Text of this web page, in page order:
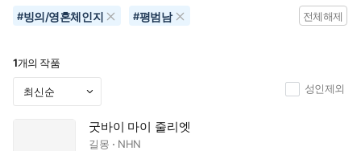
#빙의/영혼체인지 #평범남 전체해제
1개의 작품
성인제외
굿바이 마이 줄리엣
길몽
NHN